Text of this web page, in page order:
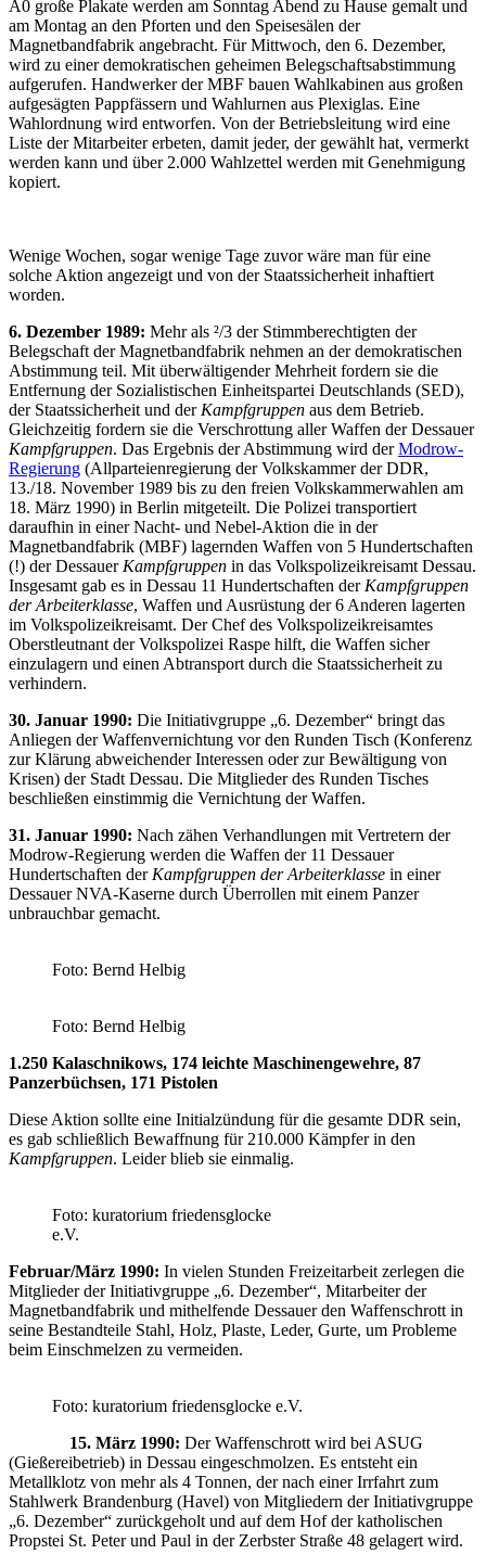
A0 große Plakate werden am Sonntag Abend zu Hause gemalt und
am Montag an den Pforten und den Speisesälen der
Magnetbandfabrik angebracht. Für Mittwoch, den 6. Dezember,
wird zu einer demokratischen geheimen Belegschaftsabstimmung
aufgerufen. Handwerker der MBF bauen Wahlkabinen aus großen
aufgesägten Pappfässern und Wahlurnen aus Plexiglas. Eine
Wahlordnung wird entworfen. Von der Betriebsleitung wird eine
Liste der Mitarbeiter erbeten, damit jeder, der gewählt hat, vermerkt
werden kann und über 2.000 Wahlzettel werden mit Genehmigung
kopiert.
Wenige Wochen, sogar wenige Tage zuvor wäre man für eine
solche Aktion angezeigt und von der Staatssicherheit inhaftiert
worden.
6. Dezember 1989: Mehr als ²/3 der Stimmberechtigten der
Belegschaft der Magnetbandfabrik nehmen an der demokratischen
Abstimmung teil. Mit überwältigender Mehrheit fordern sie die
Entfernung der Sozialistischen Einheitspartei Deutschlands (SED),
der Staatssicherheit und der Kampfgruppen aus dem Betrieb.
Gleichzeitig fordern sie die Verschrottung aller Waffen der Dessauer
Kampfgruppen. Das Ergebnis der Abstimmung wird derModrow-
Regierung (Allparteienregierung der Volkskammer der DDR,
13./18. November 1989 bis zu den freien Volkskammerwahlen am
18. März 1990) in Berlin mitgeteilt. Die Polizei transportiert
daraufhin in einer Nacht- und Nebel-Aktion die in der
Magnetbandfabrik (MBF) lagernden Waffen von 5 Hundertschaften
(!) der Dessauer Kampfgruppen in das Volkspolizeikreisamt Dessau.
Insgesamt gab es in Dessau 11 Hundertschaften der Kampfgruppen
der Arbeiterklasse, Waffen und Ausrüstung der 6 Anderen lagerten
im Volkspolizeikreisamt. Der Chef des Volkspolizeikreisamtes
Oberstleutnant der Volkspolizei Raspe hilft, die Waffen sicher
einzulagern und einen Abtransport durch die Staatssicherheit zu
verhindern.
30. Januar 1990: Die Initiativgruppe „6. Dezember“ bringt das
Anliegen der Waffenvernichtung vor den Runden Tisch (Konferenz
zur Klärung abweichender Interessen oder zur Bewältigung von
Krisen) der Stadt Dessau. Die Mitglieder des Runden Tisches
beschließen einstimmig die Vernichtung der Waffen.
31. Januar 1990: Nach zähen Verhandlungen mit Vertretern der
Modrow-Regierung werden die Waffen der 11 Dessauer
Hundertschaften der Kampfgruppen der Arbeiterklasse in einer
Dessauer NVA-Kaserne durch Überrollen mit einem Panzer
unbrauchbar gemacht.
Foto: Bernd Helbig
Foto: Bernd Helbig
1.250 Kalaschnikows, 174 leichte Maschinengewehre, 87
Panzerbüchsen, 171 Pistolen
Diese Aktion sollte eine Initialzündung für die gesamte DDR sein,
es gab schließlich Bewaffnung für 210.000 Kämpfer in den
Kampfgruppen. Leider blieb sie einmalig.
Foto: kuratorium friedensglocke
e.V.
Februar/März 1990: In vielen Stunden Freizeitarbeit zerlegen die
Mitglieder der Initiativgruppe „6. Dezember“, Mitarbeiter der
Magnetbandfabrik und mithelfende Dessauer den Waffenschrott in
seine Bestandteile Stahl, Holz, Plaste, Leder, Gurte, um Probleme
beim Einschmelzen zu vermeiden.
Foto: kuratorium friedensglocke e.V.
15. März 1990: Der Waffenschrott wird bei ASUG
(Gießereibetrieb) in Dessau eingeschmolzen. Es entsteht ein
Metallklotz von mehr als 4 Tonnen, der nach einer Irrfahrt zum
Stahlwerk Brandenburg (Havel) von Mitgliedern der Initiativgruppe
„6. Dezember“ zurückgeholt und auf dem Hof der katholischen
Propstei­ St. Peter und Paul in der Zerbster Straße 48 gelagert wird.